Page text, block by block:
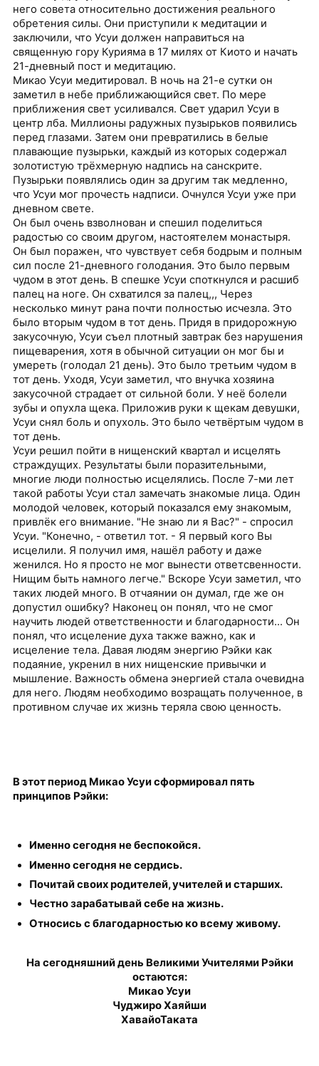
него совета относительно достижения реального
обретения силы. Они приступили к медитации и
заключили, что Усуи должен направиться на
священную гору Курияма в 17 милях от Киото и начать
21-дневный пост и медитацию.
Микао Усуи медитировал. В ночь на 21-е сутки он
заметил в небе приближающийся свет. По мере
приближения свет усиливался. Свет ударил Усуи в
центр лба. Миллионы радужных пузырьков появились
перед глазами. Затем они превратились в белые
плавающие пузырьки, каждый из которых содержал
золотистую трёхмерную надпись на санскрите.
Пузырьки появлялись один за другим так медленно,
что Усуи мог прочесть надписи. Очнулся Усуи уже при
дневном свете.
Он был очень взволнован и спешил поделиться
радостью со своим другом, настоятелем монастыря.
Он был поражен, что чувствует себя бодрым и полным
сил после 21-дневного голодания. Это было первым
чудом в этот день. В спешке Усуи споткнулся и расшиб
палец на ноге. Он схватился за палец,,, Через
несколько минут рана почти полностью исчезла. Это
было вторым чудом в тот день. Придя в придорожную
закусочную, Усуи съел плотный завтрак без нарушения
пищеварения, хотя в обычной ситуации он мог бы и
умереть (голодал 21 день). Это было третьим чудом в
тот день. Уходя, Усуи заметил, что внучка хозяина
закусочной страдает от сильной боли. У неё болели
зубы и опухла щека. Приложив руки к щекам девушки,
Усуи снял боль и опухоль. Это было четвёртым чудом в
тот день.
Усуи решил пойти в нищенский квартал и исцелять
страждущих. Результаты были поразительными,
многие люди полностью исцелялись. После 7-ми лет
такой работы Усуи стал замечать знакомые лица. Один
молодой человек, который показался ему знакомым,
привлёк его внимание. "Не знаю ли я Вас?" - спросил
Усуи. "Конечно, - ответил тот. - Я первый кого Вы
исцелили. Я получил имя, нашёл работу и даже
женился. Но я просто не мог вынести ответсвенности.
Нищим быть намного легче." Вскоре Усуи заметил, что
таких людей много. В отчаянии он думал, где же он
допустил ошибку? Наконец он понял, что не смог
научить людей ответственности и благодарности... Он
понял, что исцеление духа также важно, как и
исцеление тела. Давая людям энергию Рэйки как
подаяние, укренил в них нищенские привычки и
мышление. Важность обмена энергией стала очевидна
для него. Людям необходимо возращать полученное, в
противном случае их жизнь теряла свою ценность.
В этот период Микао Усуи сформировал пять
принципов Рэйки:
Именно сегодня не беспокойся.
Именно сегодня не сердись.
Почитай своих родителей, учителей и старших.
Честно зарабатывай себе на жизнь.
Относись с благодарностью ко всему живому.
На сегодняшний день Великими Учителями Рэйки
остаются:
Микао Усуи
Чуджиро Хаяйши
ХавайоТаката